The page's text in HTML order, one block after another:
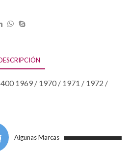
1969 / 1970 / 1971 / 1972 /
Algunas Marcas